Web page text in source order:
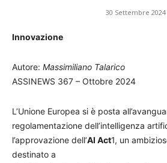
30 Settembre 2024
Innovazione
Autore: Massimiliano Talarico
ASSINEWS 367 – Ottobre 2024
L’Unione Europea si è posta
regolamentazione dell’intelligenza
l’approvazione dell’AI Act1, un
destinato a